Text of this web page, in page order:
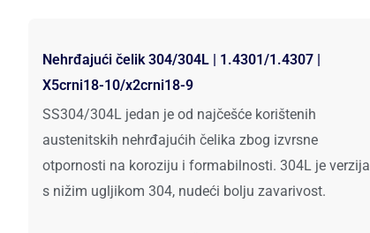
Nehrđajući čelik 304/304L | 1.4301/1.4307 |
X5crni18-10/x2crni18-9
SS304/304L jedan je od najčešće korištenih
austenitskih nehrđajućih čelika zbog izvrsne
otpornosti na koroziju i formabilnosti. 304L je verzija
s nižim ugljikom 304, nudeći bolju zavarivost.